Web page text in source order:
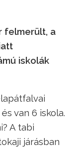
felmerült, a
iskolák
van 6 iskola.
A tabi
járásban